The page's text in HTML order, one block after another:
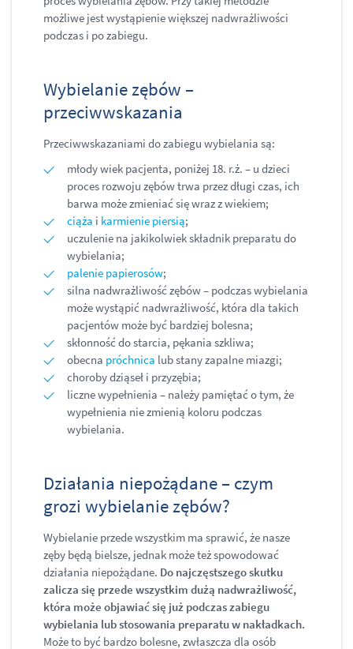
możliwe jest wystąpienie większej nadwrażliwości
podczas i po zabiegu.
Wybielanie zębów –
przeciwwskazania
Przeciwwskazaniami do zabiegu wybielania są:
młody wiek pacjenta, poniżej 18. r.ż. – u dzieci
proces rozwoju zębów trwa przez długi czas, ich
barwa może zmieniać się wraz z wiekiem;
ciąża i karmienie piersią;
uczulenie na jakikolwiek składnik preparatu do
wybielania;
palenie papierosów;
silna nadwrażliwość zębów – podczas wybielania
może wystąpić nadwrażliwość, która dla takich
pacjentów może być bardziej bolesna;
skłonność do starcia, pękania szkliwa;
obecna próchnica lub stany zapalne miazgi;
choroby dziąseł i przyzębia;
liczne wypełnienia – należy pamiętać o tym, że
wypełnienia nie zmienią koloru podczas
wybielania.
Działania niepożądane – czym
grozi wybielanie zębów?
Wybielanie przede wszystkim ma sprawić, że nasze
zęby będą bielsze, jednak może też spowodować
działania niepożądane. Do najczęstszego skutku
zalicza się przede wszystkim dużą nadwrażliwość,
która może objawiać się już podczas zabiegu
wybielania lub stosowania preparatu w nakładkach.
Może to być bardzo bolesne, zwłaszcza dla osób